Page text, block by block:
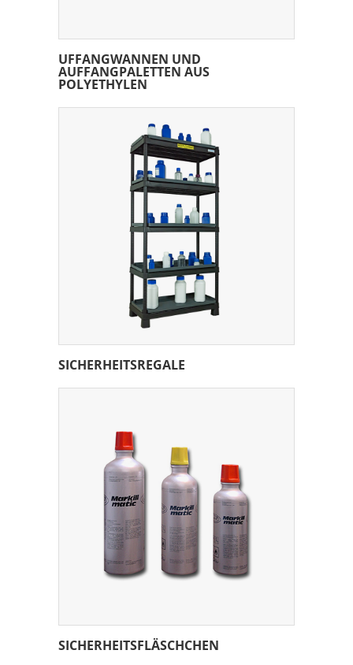
UFFANGWANNEN UND
AUFFANGPALETTEN AUS
POLYETHYLEN
SICHERHEITSREGALE
SICHERHEITSFLÄSCHCHEN